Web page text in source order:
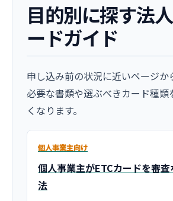
目的別に探す法
ードガイド
申し込み前の状況に近いページか
必要な書類や選ぶべきカード種類
くなります。
個人事業主向け
個人事業主がETCカードを審
法